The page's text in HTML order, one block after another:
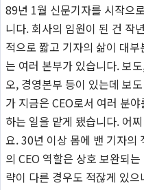
89년 1월 신문기자를 시작으
니다. 회사의 임원이 된 건 작
적으로 짧고 기자의 삶이 대
는 여러 본부가 있습니다. 보
오, 경영본부 등이 있는데 보
가 지금은 CEO로서 여러 분
하는 일을 맡게 됐습니다. 어
요. 30년 이상 몸에 밴 기자의
의 CEO 역할은 상호 보완되
략이 다른 경우도 적잖게 있으